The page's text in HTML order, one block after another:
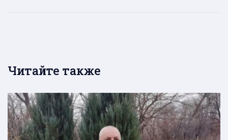
Читайте также